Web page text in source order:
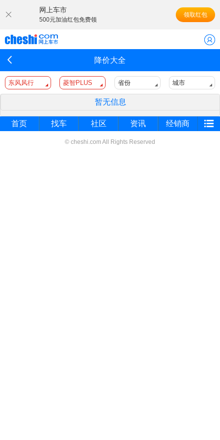
网上车市
500元加油红包免费领
领取红包
降价大全
东风风行 菱智PLUS 省份 城市
暂无信息
首页 找车 社区 资讯 经销商
© cheshi.com All Rights Reserved